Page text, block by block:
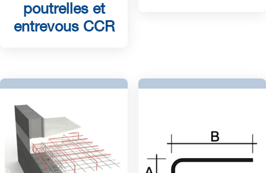
poutrelles et
entrevous CCR